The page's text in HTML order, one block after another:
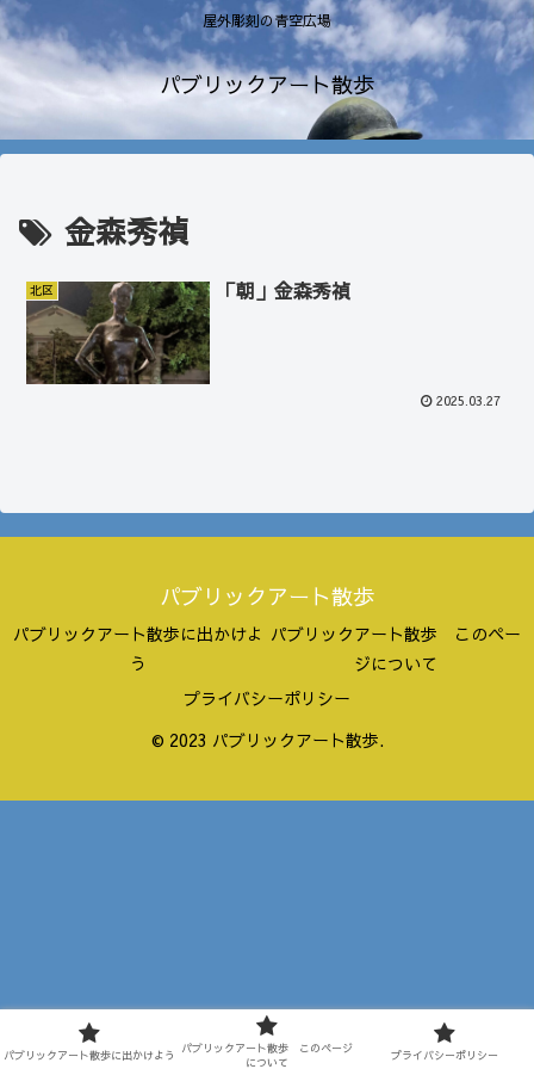
屋外彫刻の青空広場
パブリックアート散歩
金森秀禎
北区 「朝」金森秀禎
2025.03.27
パブリックアート散歩
パブリックアート散歩に出かけよ
う
パブリックアート散歩 このペー
ジについて
プライバシーポリシー
© 2023 パブリックアート散歩.
パブリックアート散歩に出かけよう
パブリックアート散歩 このページ
について
プライバシーポリシー